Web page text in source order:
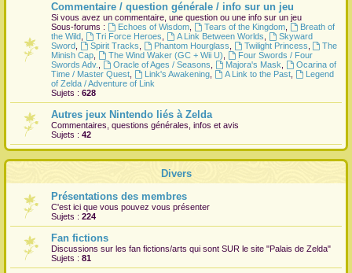
Commentaire / question générale / info sur un jeu
Si vous avez un commentaire, une question ou une info sur un jeu
Sous-forums :
Echoes of Wisdom, Tears of the Kingdom,
Breath of
the Wild
Tri Force Heroes A Link Between Worlds
Skyward
Sword
Spirit Tracks Phantom Hourglass Twilight Princess
The
Minish Cap
The Wind Waker (GC + Wii U)
Four Swords / Four
Swords Adv.
Oracle of Ages / Seasons Majora's Mask
Ocarina of
Time / Master Quest
Link's Awakening, A Link to the Past,
Legend
of Zelda / Adventure of Link
Sujets : 628
Autres jeux Nintendo liés à Zelda
Commentaires, questions générales, infos et avis
Sujets : 42
Divers
Présentations des membres
C'est ici que vous pouvez vous présenter
Sujets : 224
Fan fictions
Discussions sur les fan fictions/arts qui sont SUR le site "Palais de Zelda"
Sujets : 81